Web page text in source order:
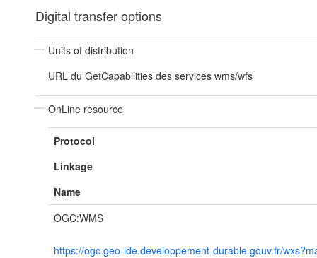
Digital transfer options
Units of distribution
URL du GetCapabilities des services wms/wfs
OnLine resource
Protocol
Linkage
Name
OGC:WMS
https://ogc.geo-ide.developpement-durable.gouv.fr/